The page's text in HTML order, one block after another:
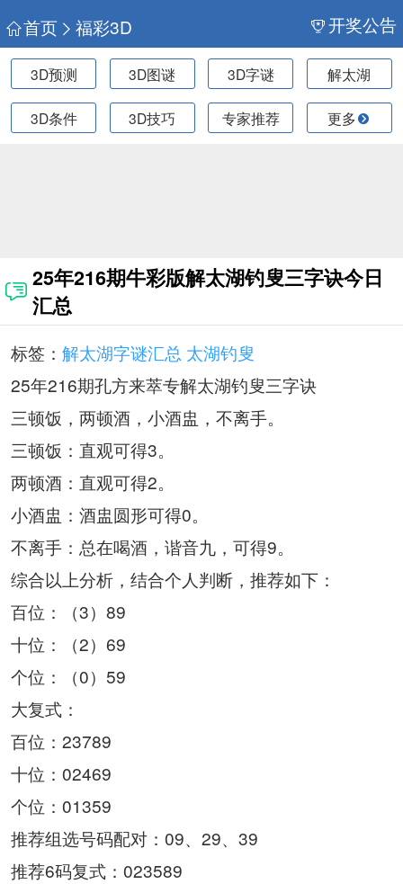
首页 福彩3D 开奖公告
3D预测 3D图谜 3D字谜 解太湖
3D条件 3D技巧 专家推荐 更多
25年216期牛彩版解太湖钓叟三字诀今日
汇总
标签： 解太湖字谜汇总 太湖钓叟
25年216期孔方来萃专解太湖钓叟三字诀
三顿饭，两顿酒，小酒盅，不离手。
三顿饭：直观可得3。
两顿酒：直观可得2。
小酒盅：酒盅圆形可得0。
不离手：总在喝酒，谐音九，可得9。
综合以上分析，结合个人判断，推荐如下：
百位：（3）89
十位：（2）69
个位：（0）59
大复式：
百位：23789
十位：02469
个位：01359
推荐组选号码配对：09、29、39
推荐6码复式：023589